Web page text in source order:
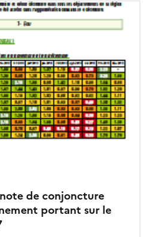
de conjoncture
portant sur le